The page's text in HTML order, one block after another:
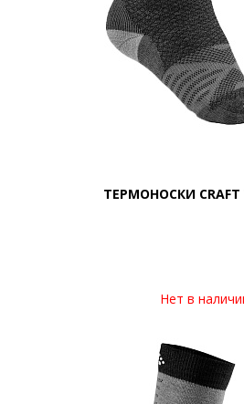
ТЕРМОНОСКИ CRAFT
Нет в